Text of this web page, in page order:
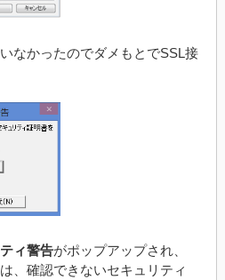
なかったのでダメもとでSSL接
ィ警告がポップアップされ、
、確認できないセキュリティ